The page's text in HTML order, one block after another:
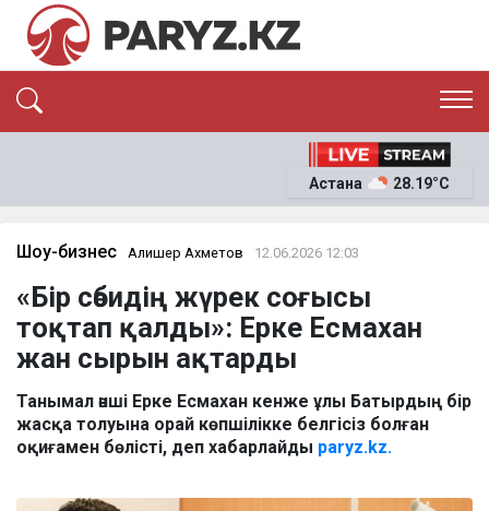
ЭКОНОМИКА
ОҚИҒА
News
Астана 28.19°C
Шоу-бизнес Алишер Ахметов 12.06.2026 12:03
«Бір сәбидің жүрек соғысы
тоқтап қалды»: Ерке Есмахан
жан сырын ақтарды
Танымал әнші Ерке Есмахан кенже ұлы Батырдың бір
жасқа толуына орай көпшілікке белгісіз болған
оқиғамен бөлісті, деп хабарлайды paryz.kz.